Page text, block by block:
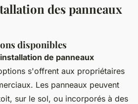
des panneaux
disponibles
installation de panneaux
s'offrent aux propriétaires
Les panneaux peuvent
sur le sol, ou incorporés à des